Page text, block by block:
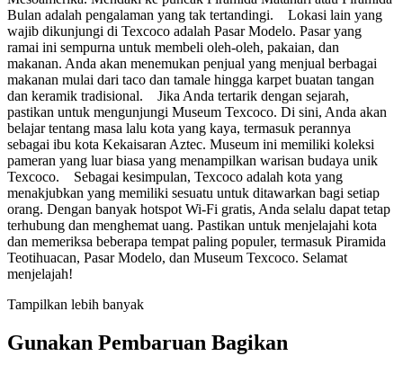
Bulan adalah pengalaman yang tak tertandingi. Lokasi lain yang
wajib dikunjungi di Texcoco adalah Pasar Modelo. Pasar yang
ramai ini sempurna untuk membeli oleh-oleh, pakaian, dan
makanan. Anda akan menemukan penjual yang menjual berbagai
makanan mulai dari taco dan tamale hingga karpet buatan tangan
dan keramik tradisional. Jika Anda tertarik dengan sejarah,
pastikan untuk mengunjungi Museum Texcoco. Di sini, Anda akan
belajar tentang masa lalu kota yang kaya, termasuk perannya
sebagai ibu kota Kekaisaran Aztec. Museum ini memiliki koleksi
pameran yang luar biasa yang menampilkan warisan budaya unik
Texcoco. Sebagai kesimpulan, Texcoco adalah kota yang
menakjubkan yang memiliki sesuatu untuk ditawarkan bagi setiap
orang. Dengan banyak hotspot Wi-Fi gratis, Anda selalu dapat tetap
terhubung dan menghemat uang. Pastikan untuk menjelajahi kota
dan memeriksa beberapa tempat paling populer, termasuk Piramida
Teotihuacan, Pasar Modelo, dan Museum Texcoco. Selamat
menjelajah!
Tampilkan lebih banyak
Gunakan Pembaruan Bagikan